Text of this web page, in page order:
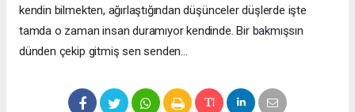
kendin bilmekten, ağırlaştığından düşünceler düşlerde işte
tamda o zaman insan duramıyor kendinde. Bir bakmışsın
dünden çekip gitmiş sen senden...